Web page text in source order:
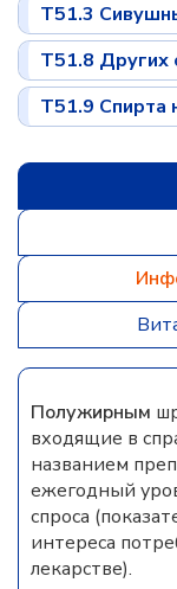
T51.3
T51.8 Других
T51.9 Спирта
Полужирным
входящие в
названием
ежегодный
спроса
интереса
лекарстве).